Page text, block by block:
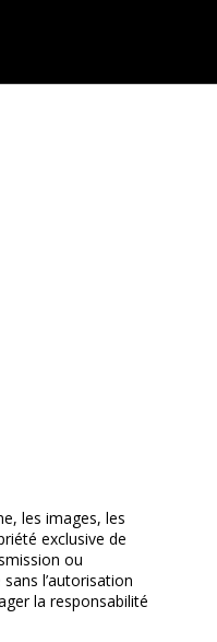
les images, les
exclusive de
ou
l’autorisation
la responsabilité